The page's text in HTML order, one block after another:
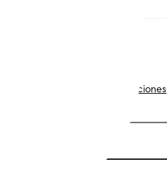
Terminos y condiciones